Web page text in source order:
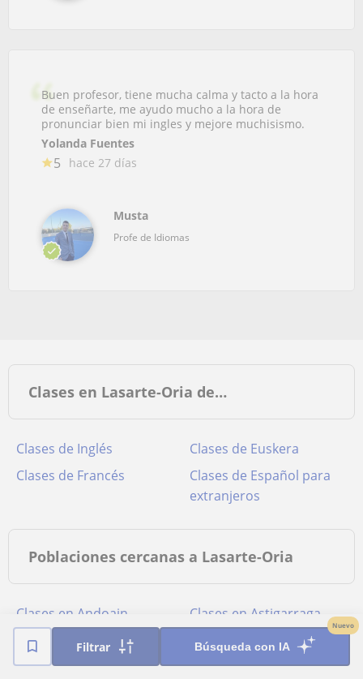
Filtrar Búsqueda con IA
Nuevo
Buen profesor, tiene mucha calma y tacto a la hora
de enseñarte, me ayudo mucho a la hora de
pronunciar bien mi ingles y mejore muchisismo.
Yolanda Fuentes
5 hace 27 días
Musta
Profe de Idiomas
Clases en Lasarte-Oria de…
Clases de Inglés
Clases de Euskera
Clases de Francés
Clases de Español para
extranjeros
Poblaciones cercanas a Lasarte-Oria
Clases en Andoain
Clases en Astigarraga
Clases en Donostia-San
Sebastián
Clases en Errenteria